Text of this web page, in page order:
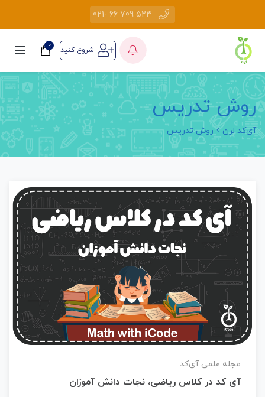
523 709 66 -021
شروع کنید 0
روش تدریس
آی‌کد لرن روش تدریس
مجله علمی آی‌کد
آی کد در کلاس ریاضی، نجات دانش آموزان